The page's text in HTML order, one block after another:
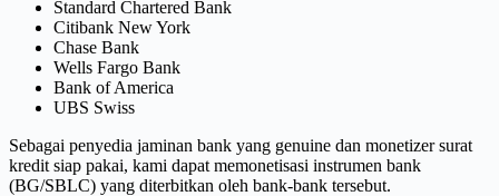
Standard Chartered Bank
Citibank New York
Chase Bank
Wells Fargo Bank
Bank of America
UBS Swiss
Sebagai penyedia jaminan bank yang genuine dan monetizer surat
kredit siap pakai, kami dapat memonetisasi instrumen bank
(BG/SBLC) yang diterbitkan oleh bank-bank tersebut.